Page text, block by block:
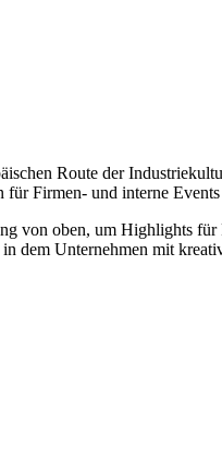
Route der
Firmen- und interne
von oben, um Highlights
dem Unternehmen mit